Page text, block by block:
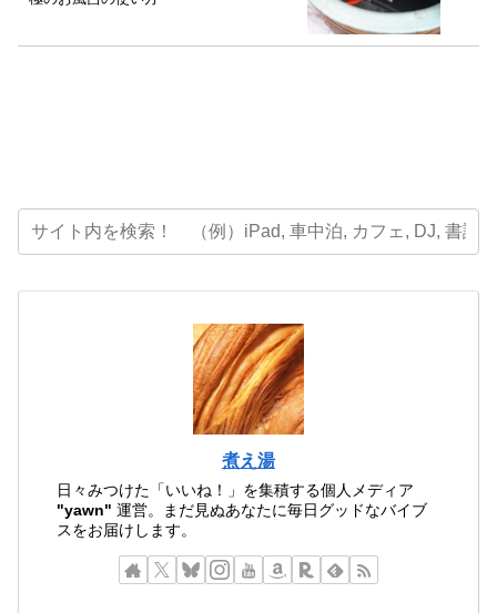
煮え湯
日々みつけた「いいね！」を集積する個人メディア
"yawn" 運営。まだ見ぬあなたに毎日グッドなバイブ
スをお届けします。